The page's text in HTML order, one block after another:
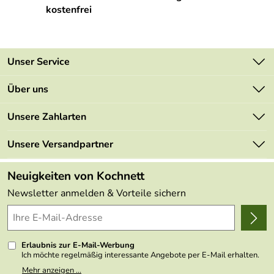
kostenfrei
Unser Service
Kontakt
Retourenportal
Lieferbedingungen
Kundenlogin
Über uns
Unsere Bestseller
Neu
Kundenbewertungen (48.994)
4,9/5
Unsere Zahlarten
Unsere Versandpartner
Neuigkeiten von Kochnett
Newsletter anmelden & Vorteile sichern
Erlaubnis zur E-Mail-Werbung
Ich möchte regelmäßig interessante Angebote per E-Mail erhalten.
Meine E-Mail-Adresse wird nicht an andere Unternehmen
Mehr anzeigen ...